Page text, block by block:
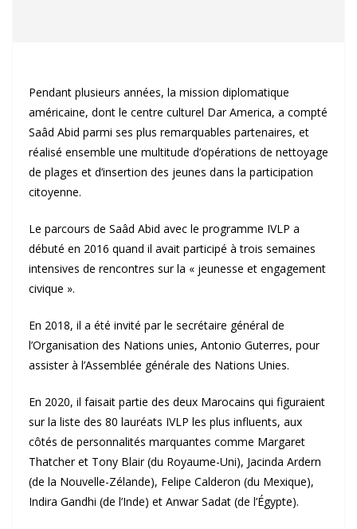
Pendant plusieurs années, la mission diplomatique
américaine, dont le centre culturel Dar America, a compté
Saâd Abid parmi ses plus remarquables partenaires, et
réalisé ensemble une multitude d’opérations de nettoyage
de plages et d’insertion des jeunes dans la participation
citoyenne.
Le parcours de Saâd Abid avec le programme IVLP a
débuté en 2016 quand il avait participé à trois semaines
intensives de rencontres sur la « jeunesse et engagement
civique ».
En 2018, il a été invité par le secrétaire général de
l’Organisation des Nations unies, Antonio Guterres, pour
assister à l’Assemblée générale des Nations Unies.
En 2020, il faisait partie des deux Marocains qui figuraient
sur la liste des 80 lauréats IVLP les plus influents, aux
côtés de personnalités marquantes comme Margaret
Thatcher et Tony Blair (du Royaume-Uni), Jacinda Ardern
(de la Nouvelle-Zélande), Felipe Calderon (du Mexique),
Indira Gandhi (de l’Inde) et Anwar Sadat (de l’Égypte).